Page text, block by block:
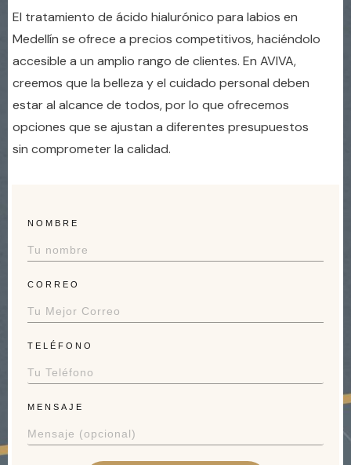
El tratamiento de ácido hialurónico para labios en
Medellín se ofrece a precios competitivos, haciéndolo
accesible a un amplio rango de clientes. En AVIVA,
creemos que la belleza y el cuidado personal deben
estar al alcance de todos, por lo que ofrecemos
opciones que se ajustan a diferentes presupuestos
sin comprometer la calidad.
NOMBRE
CORREO
TELÉFONO
MENSAJE